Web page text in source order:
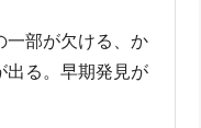
一部が欠ける、か
出る。早期発見が